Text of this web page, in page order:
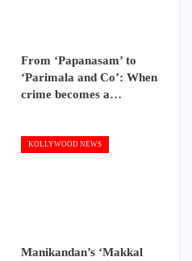
From ‘Papanasam’ to
‘Parimala and Co’: When
crime becomes a…
KOLLYWOOD NEWS
Manikandan’s ‘Makkal